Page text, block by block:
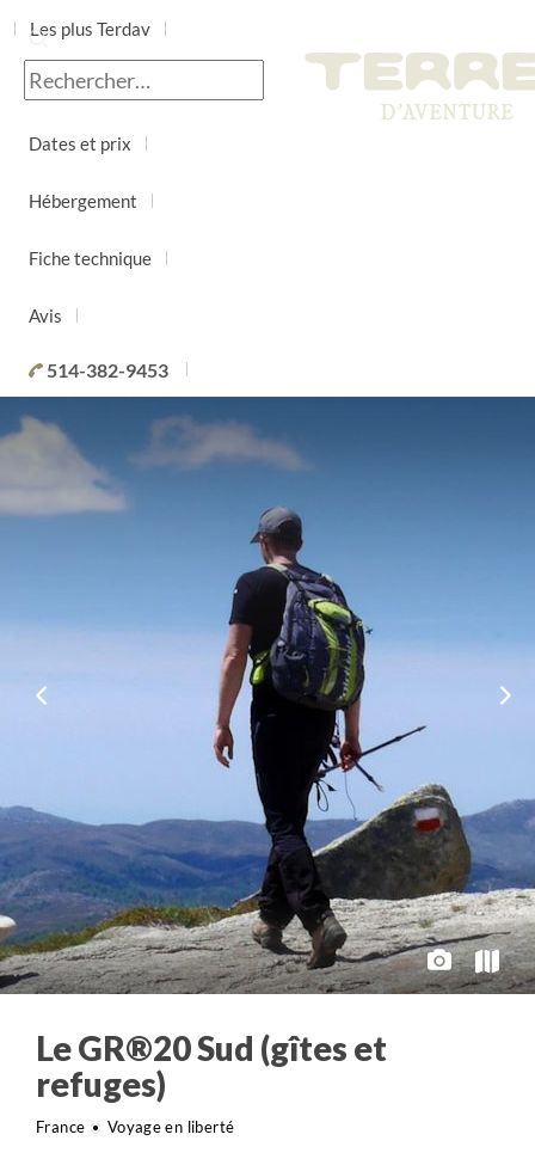
Les plus Terdav
Jour par jour
Dates et prix
Hébergement
Fiche technique
Avis
514-382-9453
Le GR®20 Sud (gîtes et
refuges)
France Voyage en liberté